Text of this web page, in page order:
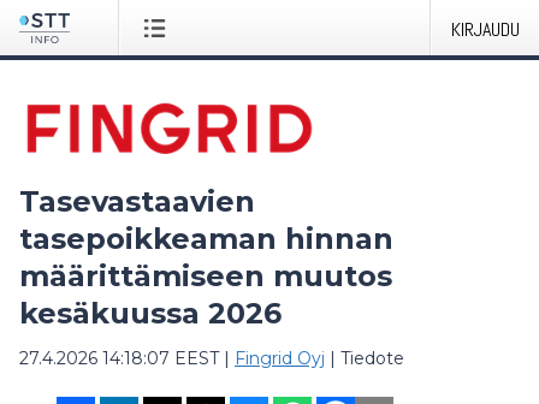
KIRJAUDU
Tasevastaavien
tasepoikkeaman hinnan
määrittämiseen muutos
kesäkuussa 2026
27.4.2026 14:18:07 EEST| Fingrid Oyj | Tiedote